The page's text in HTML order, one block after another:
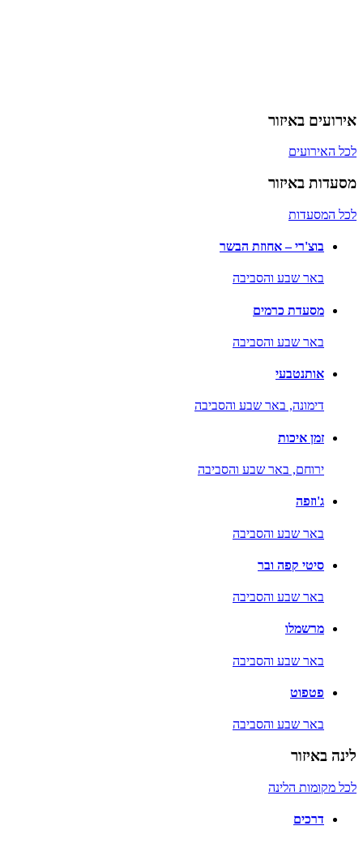
אירועים באיזור
לכל האירועים
מסעדות באיזור
לכל המסעדות
בוצ'רי – אחוזת הבשר
באר שבע והסביבה
מסעדת כרמים
באר שבע והסביבה
אותנטבעי
דימונה, באר שבע והסביבה
זמן איכות
ירוחם, באר שבע והסביבה
ג'וזפה
באר שבע והסביבה
סיטי קפה ובר
באר שבע והסביבה
מרשמלו
באר שבע והסביבה
פטפוט
באר שבע והסביבה
לינה באיזור
לכל מקומות הלינה
דרכים